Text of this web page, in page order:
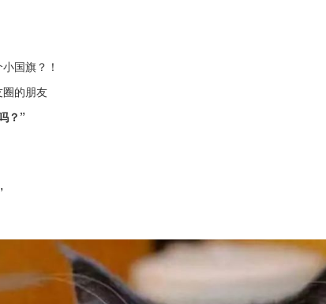
国旗？！
的朋友
？”